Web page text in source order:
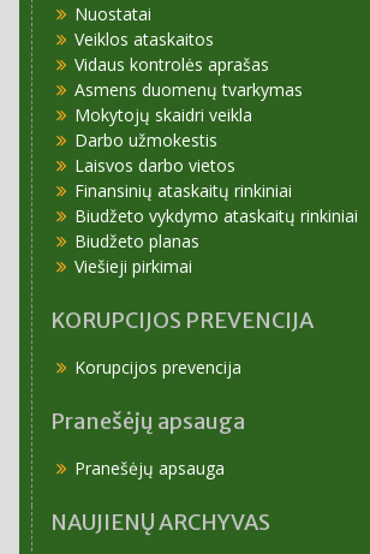
Nuostatai
Veiklos ataskaitos
Vidaus kontrolės aprašas
Asmens duomenų tvarkymas
Mokytojų skaidri veikla
Darbo užmokestis
Laisvos darbo vietos
Finansinių ataskaitų rinkiniai
Biudžeto vykdymo ataskaitų rinkiniai
Biudžeto planas
Viešieji pirkimai
KORUPCIJOS PREVENCIJA
Korupcijos prevencija
Pranešėjų apsauga
Pranešėjų apsauga
NAUJIENŲ ARCHYVAS